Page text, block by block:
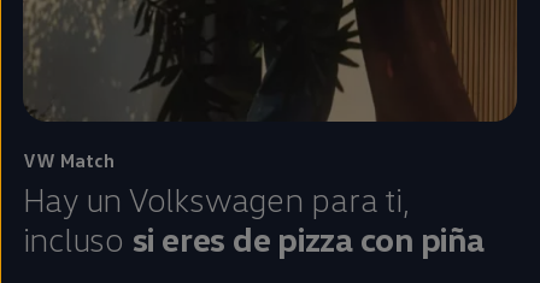
VW Match
Hay un Volkswagen para ti,
incluso si eres de pizza con piña